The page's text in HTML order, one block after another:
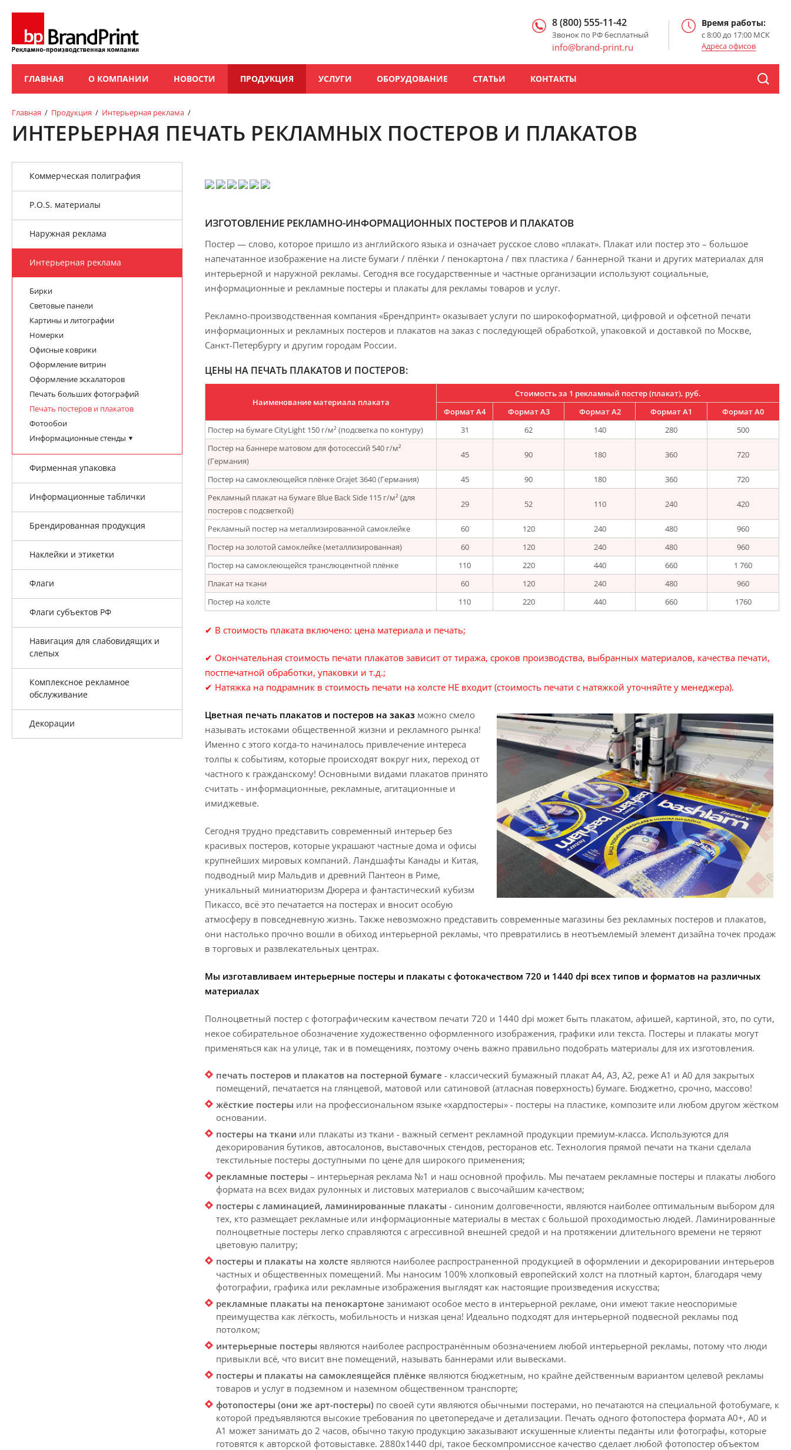
8 (800) 555-11-42
Звонок по РФ бесплатный
info@brand-print.ru
Время работы:
с 8:00 до 17:00 МСК
Адреса офисов
ГЛАВНАЯ О КОМПАНИИ НОВОСТИ ПРОДУКЦИЯ УСЛУГИ ОБОРУДОВАНИЕ СТАТЬИ КОНТАКТЫ
Главная / Продукция / Интерьерная реклама /
ИНТЕРЬЕРНАЯ ПЕЧАТЬ РЕКЛАМНЫХ ПОСТЕРОВ И ПЛАКАТОВ
Коммерческая полиграфия
P.O.S. материалы
Наружная реклама
Интерьерная реклама
Бирки
Световые панели
Картины и литографии
Номерки
Офисные коврики
Оформление витрин
Оформление эскалаторов
Печать больших фотографий
Печать постеров и плакатов
Фотообои
Информационные стенды
Фирменная упаковка
Информационные таблички
Брендированная продукция
Наклейки и этикетки
Флаги
Флаги субъектов РФ
Навигация для слабовидящих и
слепых
Комплексное рекламное
обслуживание
Декорации
ИЗГОТОВЛЕНИЕ РЕКЛАМНО-ИНФОРМАЦИОННЫХ ПОСТЕРОВ И ПЛАКАТОВ
Постер — слово, которое пришло из английского языка и означает русское слово «плакат». Плакат или постер это – большое
напечатанное изображение на листе бумаги / плёнки / пенокартона / пвх пластика / баннерной ткани и других материалах для
интерьерной и наружной рекламы. Сегодня все государственные и частные организации используют социальные,
информационные и рекламные постеры и плакаты для рекламы товаров и услуг.
Рекламно-производственная компания «Брендпринт» оказывает услуги по широкоформатной, цифровой и офсетной печати
информационных и рекламных постеров и плакатов на заказ с последующей обработкой, упаковкой и доставкой по Москве,
Санкт-Петербургу и другим городам России.
ЦЕНЫ НА ПЕЧАТЬ ПЛАКАТОВ И ПОСТЕРОВ:
Наименование материала плаката
Стоимость за 1 рекламный постер (плакат), руб.
Формат А4
Формат А3 Формат А2 Формат А1
Формат А0
Постер на бумаге CityLight 150 г/м² (подсветка по контуру)
31 62 140 280
500
Постер на баннере матовом для фотосессий 540 г/м²
(Германия)
45 90 180 360 720
Постер на самоклеющейся плёнке Orajet 3640 (Германия) 45 90 180 360
720
Рекламный плакат на бумаге Blue Back Side 115 г/м² (для
постеров с подсветкой)
29 52 110 240 420
Рекламный постер на металлизированной самоклейке 60 120 240 480
960
Постер на золотой самоклейке (металлизированная)
60 120 240 480
960
Постер на самоклеющейся транслюцентной плёнке
110 220 440 660
1 760
Плакат на ткани
60 120 240 480
960
Постер на холсте
110 220 440 660 1760
✔ В стоимость плаката включено: цена материала и печать;
✔ Окончательная стоимость печати плакатов зависит от тиража, сроков производства, выбранных материалов, качества печати,
постпечатной обработки, упаковки и т.д.;
✔ Натяжка на подрамник в стоимость печати на холсте НЕ входит (стоимость печати с натяжкой уточняйте у менеджера).
Цветная печать плакатов и постеров на заказ можно смело
называть истоками общественной жизни и рекламного рынка!
Именно с этого когда-то начиналось привлечение интереса
толпы к событиям, которые происходят вокруг них, переход от
частного к гражданскому! Основными видами плакатов принято
считать - информационные, рекламные, агитационные и
имиджевые.
Сегодня трудно представить современный интерьер без
красивых постеров, которые украшают частные дома и офисы
крупнейших мировых компаний. Ландшафты Канады и Китая,
подводный мир Мальдив и древний Пантеон в Риме,
уникальный миниатюризм Дюрера и фантастический кубизм
Пикассо, всё это печатается на постерах и вносит особую
атмосферу в повседневную жизнь. Также невозможно представить современные магазины без рекламных постеров и плакатов,
они настолько прочно вошли в обиход интерьерной рекламы, что превратились в неотъемлемый элемент дизайна точек продаж
в торговых и развлекательных центрах.
Мы изготавливаем интерьерные постеры и плакаты с фотокачеством 720 и 1440 dpi всех типов и форматов на различных
материалах
Полноцветный постер с фотографическим качеством печати 720 и 1440 dpi может быть плакатом, афишей, картиной, это, по сути,
некое собирательное обозначение художественно оформленного изображения, графики или текста. Постеры и плакаты могут
применяться как на улице, так и в помещениях, поэтому очень важно правильно подобрать материалы для их изготовления.
печать постеров и плакатов на постерной бумаге - классический бумажный плакат А4, А3, А2, реже А1 и А0 для закрытых
помещений, печатается на глянцевой, матовой или сатиновой (атласная поверхность) бумаге. Бюджетно, срочно, массово!
жёсткие постеры или на профессиональном языке «хардпостеры» - постеры на пластике, композите или любом другом жёстком
основании.
постеры на ткани или плакаты из ткани - важный сегмент рекламной продукции премиум-класса. Используются для
декорирования бутиков, автосалонов, выставочных стендов, ресторанов etc. Технология прямой печати на ткани сделала
текстильные постеры доступными по цене для широкого применения;
рекламные постеры – интерьерная реклама №1 и наш основной профиль. Мы печатаем рекламные постеры и плакаты любого
формата на всех видах рулонных и листовых материалов с высочайшим качеством;
постеры с ламинацией, ламинированные плакаты - синоним долговечности, являются наиболее оптимальным выбором для
тех, кто размещает рекламные или информационные материалы в местах с большой проходимостью людей. Ламинированные
полноцветные постеры легко справляются с агрессивной внешней средой и на протяжении длительного времени не теряют
цветовую палитру;
постеры и плакаты на холсте являются наиболее распространенной продукцией в оформлении и декорировании интерьеров
частных и общественных помещений. Мы наносим 100% хлопковый европейский холст на плотный картон, благодаря чему
фотографии, графика или рекламные изображения выглядят как настоящие произведения искусства;
рекламные плакаты на пенокартоне занимают особое место в интерьерной рекламе, они имеют такие неоспоримые
преимущества как лёгкость, мобильность и низкая цена! Идеально подходят для интерьерной подвесной рекламы под
потолком;
интерьерные постеры являются наиболее распространённым обозначением любой интерьерной рекламы, потому что люди
привыкли всё, что висит вне помещений, называть баннерами или вывесками.
постеры и плакаты на самоклеящейся плёнке являются бюджетным, но крайне действенным вариантом целевой рекламы
товаров и услуг в подземном и наземном общественном транспорте;
фотопостеры (они же арт-постеры) по своей сути являются обычными постерами, но печатаются на специальной фотобумаге, к
которой предъявляются высокие требования по цветопередаче и детализации. Печать одного фотопостера формата А0+, А0 и
А1 может занимать до 2 часов, обычно такую продукцию заказывают искушенные клиенты педанты или фотографы, которые
готовятся к авторской фотовыставке. 2880х1440 dpi, такое бескомпромиссное качество сделает любой фотопостер объектом